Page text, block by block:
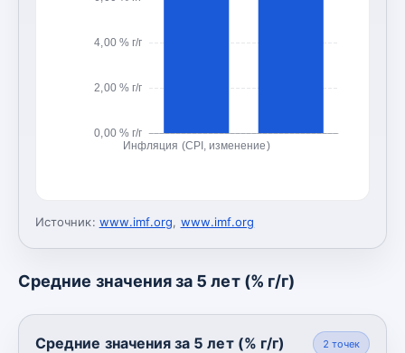
0,00 % г/г
2,00 % г/г
4,00 % г/г
Инфляция (CPI, изменение)
Источник: www.imf.org, www.imf.org
Средние значения за 5 лет (% г/г)
Средние значения за 5 лет (% г/г) 2 точек